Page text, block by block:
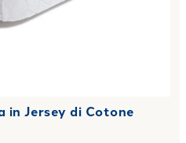
in Jersey di Cotone